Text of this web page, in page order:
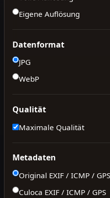
Eigene Auflösung
Datenformat
JPG
WebP
Qualität
Maximale Qualität
Metadaten
Original EXIF / ICMP / GPS
Culoca EXIF / ICMP / GPS